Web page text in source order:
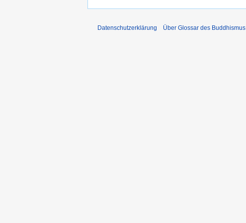
Datenschutzerklärung Über Glossar des Buddhismus